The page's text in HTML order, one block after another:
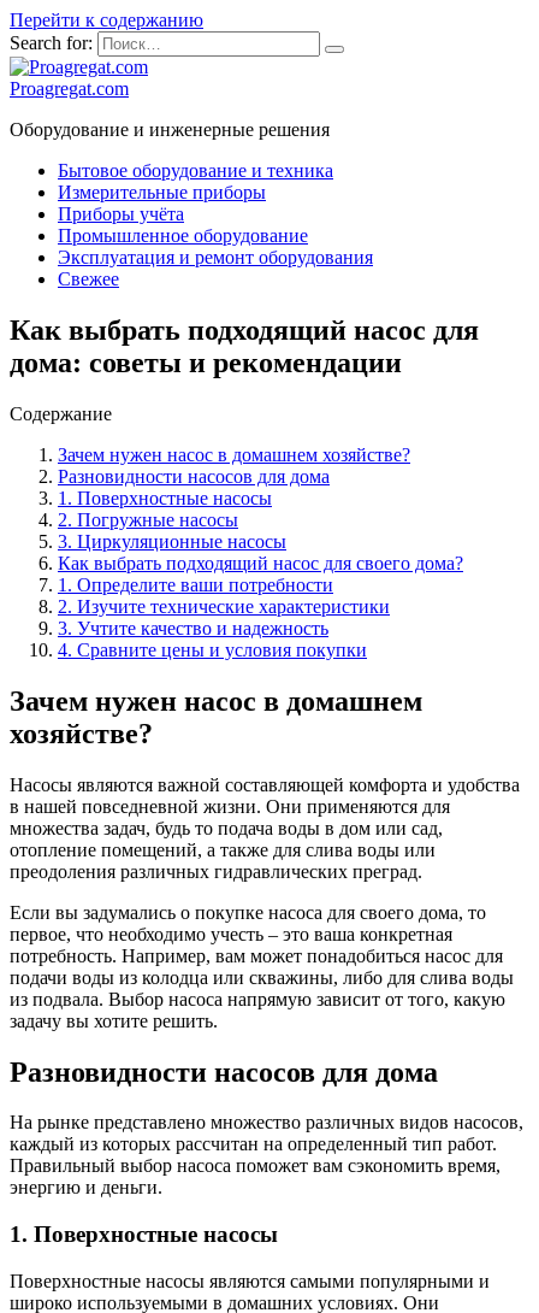
Перейти к содержанию
Search for:
Proagregat.com
Оборудование и инженерные решения
Бытовое оборудование и техника
Измерительные приборы
Приборы учёта
Промышленное оборудование
Эксплуатация и ремонт оборудования
Свежее
Как выбрать подходящий насос для
дома: советы и рекомендации
Содержание
Зачем нужен насос в домашнем хозяйстве?
Разновидности насосов для дома
1. Поверхностные насосы
2. Погружные насосы
3. Циркуляционные насосы
Как выбрать подходящий насос для своего дома?
1. Определите ваши потребности
2. Изучите технические характеристики
3. Учтите качество и надежность
4. Сравните цены и условия покупки
Зачем нужен насос в домашнем
хозяйстве?
Насосы являются важной составляющей комфорта и удобства
в нашей повседневной жизни. Они применяются для
множества задач, будь то подача воды в дом или сад,
отопление помещений, а также для слива воды или
преодоления различных гидравлических преград.
Если вы задумались о покупке насоса для своего дома, то
первое, что необходимо учесть – это ваша конкретная
потребность. Например, вам может понадобиться насос для
подачи воды из колодца или скважины, либо для слива воды
из подвала. Выбор насоса напрямую зависит от того, какую
задачу вы хотите решить.
Разновидности насосов для дома
На рынке представлено множество различных видов насосов,
каждый из которых рассчитан на определенный тип работ.
Правильный выбор насоса поможет вам сэкономить время,
энергию и деньги.
1. Поверхностные насосы
Поверхностные насосы являются самыми популярными и
широко используемыми в домашних условиях. Они